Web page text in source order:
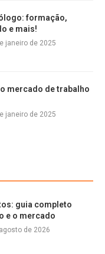
formação,
e mais!
janeiro de 2025
mercado de trabalho
janeiro de 2025
guia completo
e o mercado
de 2026